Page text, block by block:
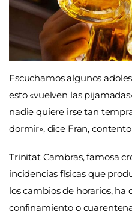
Escuchamos algunos
esto «vuelven las
nadie quiere irse tan
dormir», dice Fran,
Trinitat Cambras, famosa
incidencias físicas que
los cambios de horarios, ha
confinamiento o